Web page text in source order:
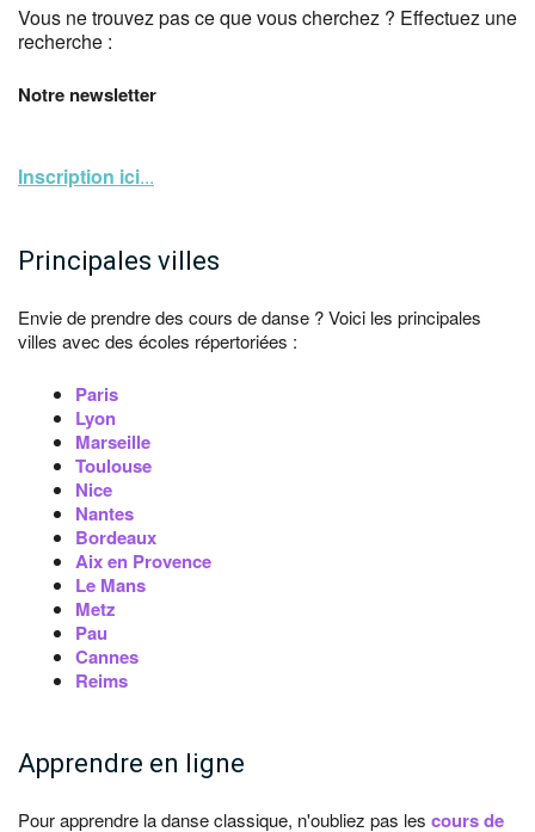
Vous ne trouvez pas ce que vous cherchez ? Effectuez une
recherche :
Notre newsletter
Inscription ici...
Principales villes
Envie de prendre des cours de danse ? Voici les principales
villes avec des écoles répertoriées :
Paris
Lyon
Marseille
Toulouse
Nice
Nantes
Bordeaux
Aix en Provence
Le Mans
Metz
Pau
Cannes
Reims
Apprendre en ligne
Pour apprendre la danse classique, n'oubliez pas les cours de